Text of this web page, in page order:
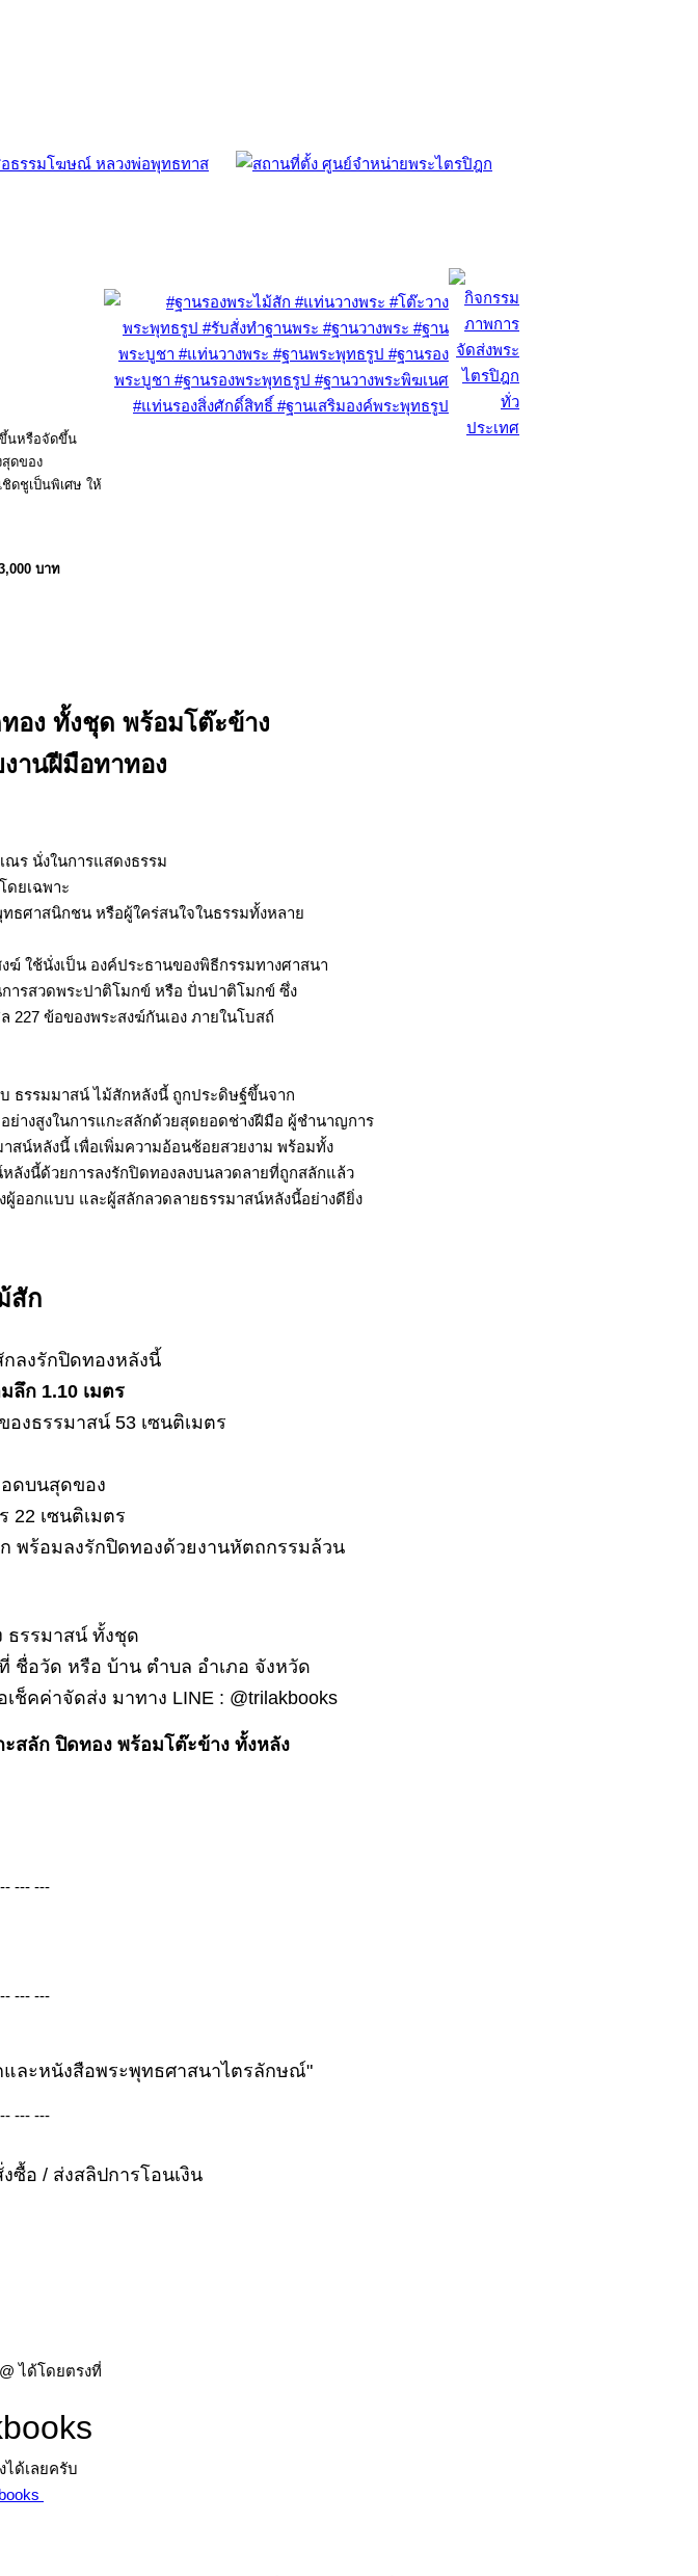
นหรือจัดขึ้น
สุดของ
ดชูเป็นพิเศษ ให้
อง ทั้งชุด พร้อมโต๊ะข้าง
านฝีมือทาทอง
ร นั่งในการแสดงธรรม
ดยเฉพาะ
ธศาสนิกชน หรือผู้ใคร่สนใจในธรรมทั้งหลาย
ฆ์ ใช้นั่งเป็น องค์ประธานของพิธีกรรมทางศาสนา
การสวดพระปาติโมกข์ หรือ ปั่นปาติโมกข์ ซึ่ง
227 ข้อของพระสงฆ์กันเอง ภายในโบสถ์
ธรรมมาสน์ ไม้สักหลังนี้ ถูกประดิษฐ์ขึ้นจาก
างสูงในการแกะสลักด้วยสุดยอดช่างฝีมือ ผู้ชำนาญการ
สน์หลังนี้ เพื่อเพิ่มความอ้อนช้อยสวยงาม พร้อมทั้ง
หลังนี้ด้วยการลงรักปิดทองลงบนลวดลายที่ถูกสลักแล้ว
ผู้ออกแบบ และผู้สลักลวดลายธรรมาสน์หลังนี้อย่างดียิ่ง
สัก
กลงรักปิดทองหลังนี้
ลึก 1.10 เมตร
งธรรมาสน์ 53 เซนติเมตร
ดบนสุดของ
22 เซนติเมตร
พร้อมลงรักปิดทองด้วยงานหัตถกรรมล้วน
ธรรมาสน์ ทั้งชุด
ชื่อวัด หรือ บ้าน ตำบล อำเภอ จังหวัด
ช็คค่าจัดส่ง มาทาง LINE : @trilakbooks
สลัก ปิดทอง พร้อมโต๊ะข้าง ทั้งหลัง
--- ---
--- ---
และหนังสือพระพุทธศาสนาไตรลักษณ์"
--- ---
ซื้อ / ส่งสลิปการโอนเงิน
ได้โดยตรงที่
ได้เลยครับ